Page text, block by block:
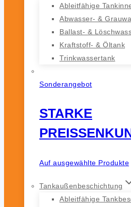
Ableitfähige
Abwasser- &
Ballast- &
Kraftstoff- & Öltank
Trinkwassertank
Sonderangebot
STARKE
Auf ausgewählte Produkte
Tankaußenbeschichtung
Ableitfähige